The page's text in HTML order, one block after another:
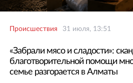
Происшествия 31 июля, 13:51
«Забрали мясо и сладости»:
благотворительной помощи
семье разгорается в Алматы